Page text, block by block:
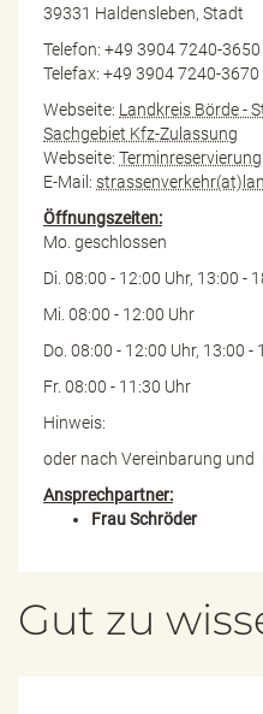
39331 Haldensleben, Stadt
Telefon: +49 3904 7240-3650
Telefax: +49 3904 7240-3670
Webseite: Landkreis Börde -
Sachgebiet Kfz-Zulassung
Webseite: Terminreservierung
E-Mail:
Öffnungszeiten:
Mo. geschlossen
Di. 08:00 - 12:00 Uhr, 13:00 -
Mi. 08:00 - 12:00 Uhr
Do. 08:00 - 12:00 Uhr, 13:00 -
Fr. 08:00 - 11:30 Uhr
Hinweis:
oder nach Vereinbarung und
Ansprechpartner:
Frau Schröder
Gut zu